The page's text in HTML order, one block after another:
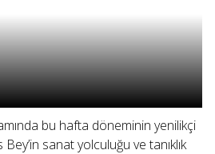
bu hafta döneminin yenilikçi
sanat yolculuğu ve tanıklık